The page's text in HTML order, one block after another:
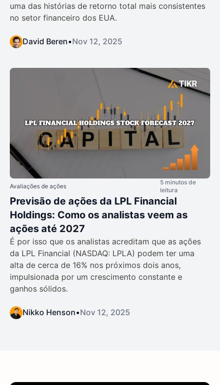
uma das histórias de retorno total mais consistentes
no setor financeiro dos EUA.
David Beren•Nov 12, 2025
Avaliações de ações
5 minutos de
leitura
Previsão de ações da LPL Financial
Holdings: Como os analistas veem as
ações até 2027
É por isso que os analistas acreditam que as ações
da LPL Financial (NASDAQ: LPLA) podem ter uma
alta de cerca de 16% nos próximos dois anos,
impulsionada por um crescimento constante e
ganhos sólidos.
Nikko Henson•Nov 12, 2025